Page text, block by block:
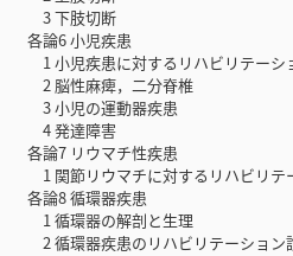
3 下肢切断
各論6 小児疾患
1 小児疾患に対するリハビリテーシ
2 脳性麻痺，二分脊椎
3 小児の運動器疾患
4 発達障害
各論7 リウマチ性疾患
1 関節リウマチに対するリハビリテ
各論8 循環器疾患
1 循環器の解剖と生理
2 循環器疾患のリハビリテーション